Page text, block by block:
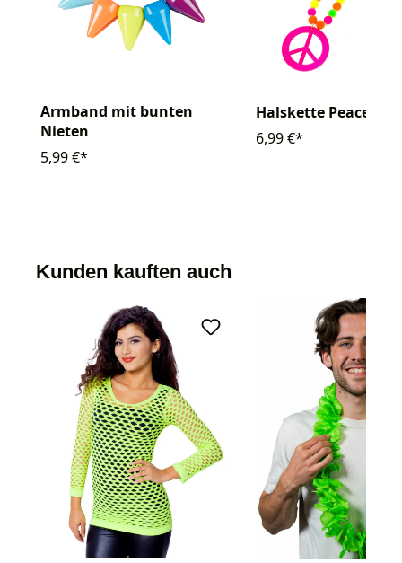
Armband mit bunten
Nieten
5,99 €*
Halskette Peace
6,99 €*
Kunden kauften auch